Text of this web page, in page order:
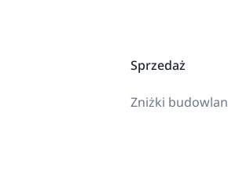
Sprzedaż
Zniżki